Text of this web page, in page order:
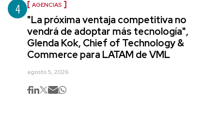
4 AGENCIAS
"La próxima ventaja competitiva no
vendrá de adoptar más tecnología",
Glenda Kok, Chief of Technology &
Commerce para LATAM de VML
agosto 5, 2026